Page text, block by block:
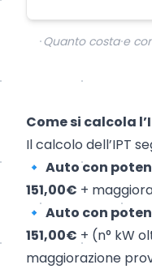
Quanto costa e
Come si calcola
Il calcolo dell’IPT
🔹 Auto con
151,00€ +
🔹 Auto con
151,00€ + (n° kW
maggiorazione